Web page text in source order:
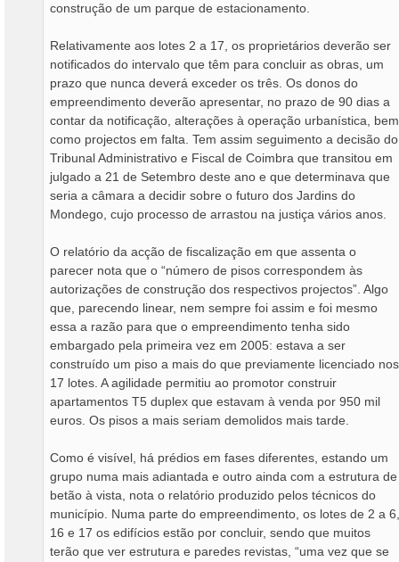
construção de um parque de estacionamento.
Relativamente aos lotes 2 a 17, os proprietários deverão ser
notificados do intervalo que têm para concluir as obras, um
prazo que nunca deverá exceder os três. Os donos do
empreendimento deverão apresentar, no prazo de 90 dias a
contar da notificação, alterações à operação urbanística, bem
como projectos em falta. Tem assim seguimento a decisão do
Tribunal Administrativo e Fiscal de Coimbra que transitou em
julgado a 21 de Setembro deste ano e que determinava que
seria a câmara a decidir sobre o futuro dos Jardins do
Mondego, cujo processo de arrastou na justiça vários anos.
O relatório da acção de fiscalização em que assenta o
parecer nota que o “número de pisos correspondem às
autorizações de construção dos respectivos projectos”. Algo
que, parecendo linear, nem sempre foi assim e foi mesmo
essa a razão para que o empreendimento tenha sido
embargado pela primeira vez em 2005: estava a ser
construído um piso a mais do que previamente licenciado nos
17 lotes. A agilidade permitiu ao promotor construir
apartamentos T5 duplex que estavam à venda por 950 mil
euros. Os pisos a mais seriam demolidos mais tarde.
Como é visível, há prédios em fases diferentes, estando um
grupo numa mais adiantada e outro ainda com a estrutura de
betão à vista, nota o relatório produzido pelos técnicos do
município. Numa parte do empreendimento, os lotes de 2 a 6,
16 e 17 os edifícios estão por concluir, sendo que muitos
terão que ver estrutura e paredes revistas, “uma vez que se